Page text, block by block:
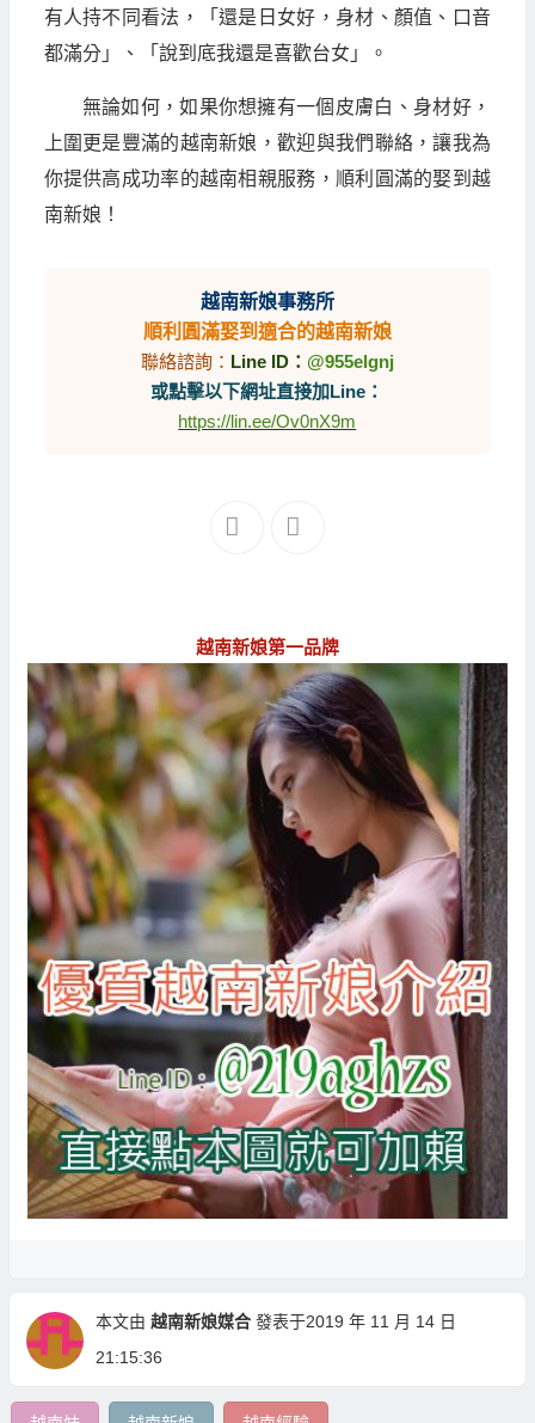
有人持不同看法，「還是日女好，身材、顏值、口音
都滿分」、「說到底我還是喜歡台女」。
無論如何，如果你想擁有一個皮膚白、身材好，
上圍更是豐滿的越南新娘，歡迎與我們聯絡，讓我為
你提供高成功率的越南相親服務，順利圓滿的娶到越
南新娘！
越南新娘事務所
順利圓滿娶到適合的越南新娘
聯絡諮詢： Line ID： @955elgnj
或點擊以下網址直接加Line：
https://lin.ee/Ov0nX9m
越南新娘第一品牌
本文由 越南新娘媒合 發表于2019 年 11 月 14 日
21:15:36